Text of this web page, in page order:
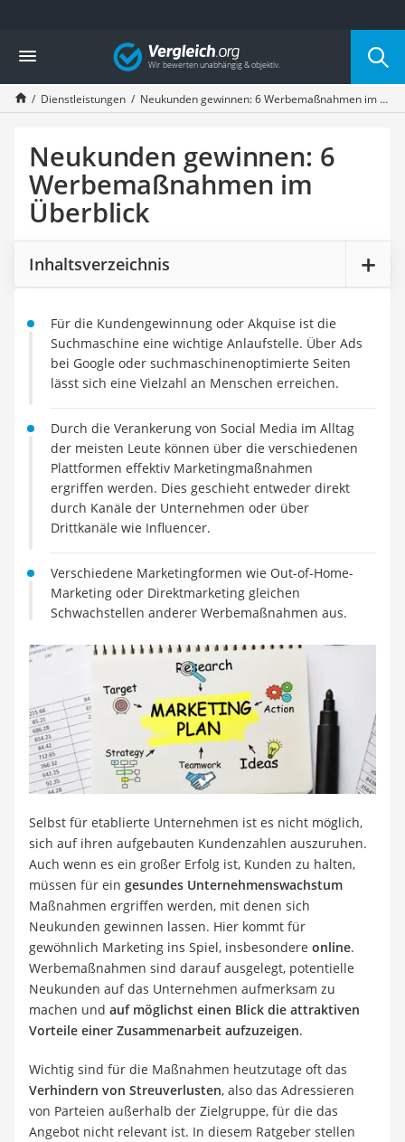
Die beliebtesten Vergleiche nach Kategorie
Service
Cannabissamen kaufen
Bücher verkaufen
Online-Apotheke
Cannabis-Rezept
Auto-Abo
T-Shirt bedrucken
Goldankauf
Singlereisen
Wassertest
Neuwagen-Rabatt
Online-Druckerei
Musik-Streaming
Münzhändler
Auto verkaufen
Elektronische Schließanlage
Immobilienportal
Ticketportale
Kündigungsservice
Vergleich
Dienstleistungen Neukunden gewinnen: 6 Werbemaßnahmen im Überblick
Neukunden gewinnen: 6
Werbemaßnahmen im
Überblick
Inhaltsverzeichnis
Für die Kundengewinnung oder Akquise ist die
Suchmaschine eine wichtige Anlaufstelle. Über Ads
bei Google oder suchmaschinenoptimierte Seiten
lässt sich eine Vielzahl an Menschen erreichen.
Durch die Verankerung von Social Media im Alltag
der meisten Leute können über die verschiedenen
Plattformen effektiv Marketingmaßnahmen
ergriffen werden. Dies geschieht entweder direkt
durch Kanäle der Unternehmen oder über
Drittkanäle wie Influencer.
Verschiedene Marketingformen wie Out-of-Home-
Marketing oder Direktmarketing gleichen
Schwachstellen anderer Werbemaßnahmen aus.
Selbst für etablierte Unternehmen ist es nicht möglich,
sich auf ihren aufgebauten Kundenzahlen auszuruhen.
Auch wenn es ein großer Erfolg ist, Kunden zu halten,
müssen für ein gesundes Unternehmenswachstum
Maßnahmen ergriffen werden, mit denen sich
Neukunden gewinnen lassen. Hier kommt für
gewöhnlich Marketing ins Spiel, insbesondere online.
Werbemaßnahmen sind darauf ausgelegt, potentielle
Neukunden auf das Unternehmen aufmerksam zu
machen und auf möglichst einen Blick die attraktiven
Vorteile einer Zusammenarbeit aufzuzeigen.
Wichtig sind für die Maßnahmen heutzutage oft das
Verhindern von Streuverlusten, also das Adressieren
von Parteien außerhalb der Zielgruppe, für die das
Angebot nicht relevant ist. In diesem Ratgeber stellen